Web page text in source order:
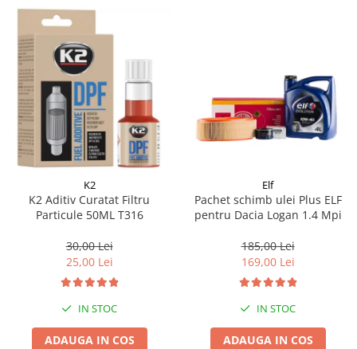
K2
K2 Aditiv Curatat Filtru
Particule 50ML T316
30,00 Lei
25,00 Lei
IN STOC
ADAUGA IN COS
Elf
Pachet schimb ulei Plus ELF
pentru Dacia Logan 1.4 Mpi
185,00 Lei
169,00 Lei
IN STOC
ADAUGA IN COS